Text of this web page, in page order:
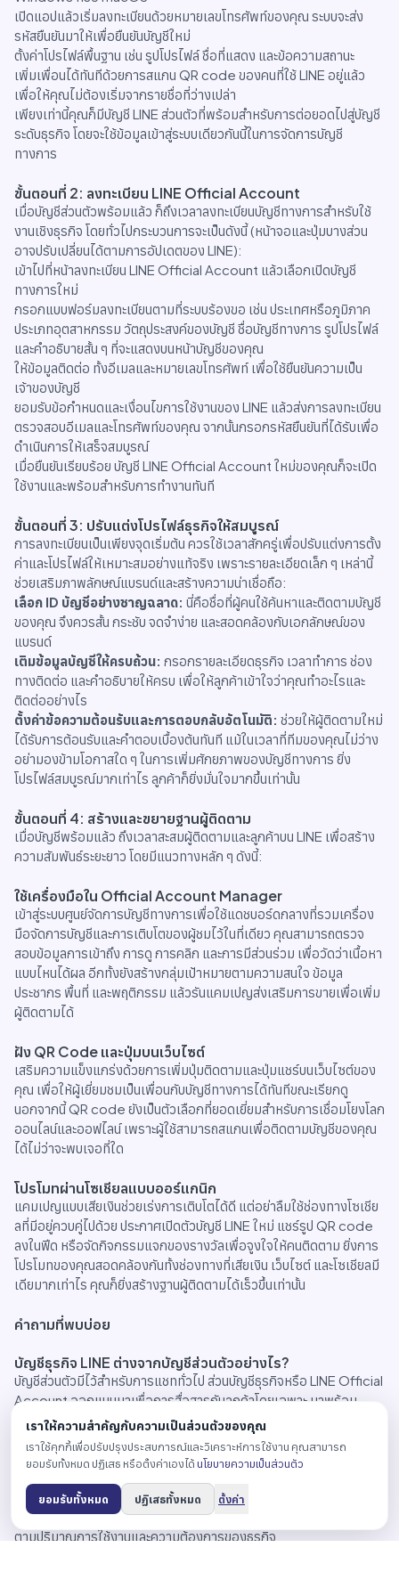
เปิดแอปแล้วเริ่มลงทะเบียนด้วยหมายเลขโทรศัพท์ของคุณ ระบบจะส่ง
รหัสยืนยันมาให้เพื่อยืนยันบัญชีใหม่
ตั้งค่าโปรไฟล์พื้นฐาน เช่น รูปโปรไฟล์ ชื่อที่แสดง และข้อความสถานะ
เพิ่มเพื่อนได้ทันทีด้วยการสแกน QR code ของคนที่ใช้ LINE อยู่แล้ว
เพื่อให้คุณไม่ต้องเริ่มจากรายชื่อที่ว่างเปล่า
เพียงเท่านี้คุณก็มีบัญชี LINE ส่วนตัวที่พร้อมสำหรับการต่อยอดไปสู่บัญชี
ระดับธุรกิจ โดยจะใช้ข้อมูลเข้าสู่ระบบเดียวกันนี้ในการจัดการบัญชี
ทางการ
ขั้นตอนที่ 2: ลงทะเบียน LINE Official Account
เมื่อบัญชีส่วนตัวพร้อมแล้ว ก็ถึงเวลาลงทะเบียนบัญชีทางการสำหรับใช้
งานเชิงธุรกิจ โดยทั่วไปกระบวนการจะเป็นดังนี้ (หน้าจอและปุ่มบางส่วน
อาจปรับเปลี่ยนได้ตามการอัปเดตของ LINE):
เข้าไปที่หน้าลงทะเบียน LINE Official Account แล้วเลือกเปิดบัญชี
ทางการใหม่
กรอกแบบฟอร์มลงทะเบียนตามที่ระบบร้องขอ เช่น ประเทศหรือภูมิภาค
ประเภทอุตสาหกรรม วัตถุประสงค์ของบัญชี ชื่อบัญชีทางการ รูปโปรไฟล์
และคำอธิบายสั้น ๆ ที่จะแสดงบนหน้าบัญชีของคุณ
ให้ข้อมูลติดต่อ ทั้งอีเมลและหมายเลขโทรศัพท์ เพื่อใช้ยืนยันความเป็น
เจ้าของบัญชี
ยอมรับข้อกำหนดและเงื่อนไขการใช้งานของ LINE แล้วส่งการลงทะเบียน
ตรวจสอบอีเมลและโทรศัพท์ของคุณ จากนั้นกรอกรหัสยืนยันที่ได้รับเพื่อ
ดำเนินการให้เสร็จสมบูรณ์
เมื่อยืนยันเรียบร้อย บัญชี LINE Official Account ใหม่ของคุณก็จะเปิด
ใช้งานและพร้อมสำหรับการทำงานทันที
ขั้นตอนที่ 3: ปรับแต่งโปรไฟล์ธุรกิจให้สมบูรณ์
การลงทะเบียนเป็นเพียงจุดเริ่มต้น ควรใช้เวลาสักครู่เพื่อปรับแต่งการตั้ง
ค่าและโปรไฟล์ให้เหมาะสมอย่างแท้จริง เพราะรายละเอียดเล็ก ๆ เหล่านี้
ช่วยเสริมภาพลักษณ์แบรนด์และสร้างความน่าเชื่อถือ:
เลือก ID บัญชีอย่างชาญฉลาด: นี่คือชื่อที่ผู้คนใช้ค้นหาและติดตามบัญชี
ของคุณ จึงควรสั้น กระชับ จดจำง่าย และสอดคล้องกับเอกลักษณ์ของ
แบรนด์
เติมข้อมูลบัญชีให้ครบถ้วน: กรอกรายละเอียดธุรกิจ เวลาทำการ ช่อง
ทางติดต่อ และคำอธิบายให้ครบ เพื่อให้ลูกค้าเข้าใจว่าคุณทำอะไรและ
ติดต่ออย่างไร
ตั้งค่าข้อความต้อนรับและการตอบกลับอัตโนมัติ: ช่วยให้ผู้ติดตามใหม่
ได้รับการต้อนรับและคำตอบเบื้องต้นทันที แม้ในเวลาที่ทีมของคุณไม่ว่าง
อย่ามองข้ามโอกาสใด ๆ ในการเพิ่มศักยภาพของบัญชีทางการ ยิ่ง
โปรไฟล์สมบูรณ์มากเท่าไร ลูกค้าก็ยิ่งมั่นใจมากขึ้นเท่านั้น
ขั้นตอนที่ 4: สร้างและขยายฐานผู้ติดตาม
เมื่อบัญชีพร้อมแล้ว ถึงเวลาสะสมผู้ติดตามและลูกค้าบน LINE เพื่อสร้าง
ความสัมพันธ์ระยะยาว โดยมีแนวทางหลัก ๆ ดังนี้:
ใช้เครื่องมือใน Official Account Manager
เข้าสู่ระบบศูนย์จัดการบัญชีทางการเพื่อใช้แดชบอร์ดกลางที่รวมเครื่อง
มือจัดการบัญชีและการเติบโตของผู้ชมไว้ในที่เดียว คุณสามารถตรวจ
สอบข้อมูลการเข้าถึง การดู การคลิก และการมีส่วนร่วม เพื่อวัดว่าเนื้อหา
แบบไหนได้ผล อีกทั้งยังสร้างกลุ่มเป้าหมายตามความสนใจ ข้อมูล
ประชากร พื้นที่ และพฤติกรรม แล้วรันแคมเปญส่งเสริมการขายเพื่อเพิ่ม
ผู้ติดตามได้
ฝัง QR Code และปุ่มบนเว็บไซต์
เสริมความแข็งแกร่งด้วยการเพิ่มปุ่มติดตามและปุ่มแชร์บนเว็บไซต์ของ
คุณ เพื่อให้ผู้เยี่ยมชมเป็นเพื่อนกับบัญชีทางการได้ทันทีขณะเรียกดู
นอกจากนี้ QR code ยังเป็นตัวเลือกที่ยอดเยี่ยมสำหรับการเชื่อมโยงโลก
ออนไลน์และออฟไลน์ เพราะผู้ใช้สามารถสแกนเพื่อติดตามบัญชีของคุณ
ได้ไม่ว่าจะพบเจอที่ใด
โปรโมทผ่านโซเชียลแบบออร์แกนิก
แคมเปญแบบเสียเงินช่วยเร่งการเติบโตได้ดี แต่อย่าลืมใช้ช่องทางโซเชีย
ลที่มีอยู่ควบคู่ไปด้วย ประกาศเปิดตัวบัญชี LINE ใหม่ แชร์รูป QR code
ลงในฟีด หรือจัดกิจกรรมแจกของรางวัลเพื่อจูงใจให้คนติดตาม ยิ่งการ
โปรโมทของคุณสอดคล้องกันทั้งช่องทางที่เสียเงิน เว็บไซต์ และโซเชียลมี
เดียมากเท่าไร คุณก็ยิ่งสร้างฐานผู้ติดตามได้เร็วขึ้นเท่านั้น
คำถามที่พบบ่อย
บัญชีธุรกิจ LINE ต่างจากบัญชีส่วนตัวอย่างไร?
บัญชีส่วนตัวมีไว้สำหรับการแชททั่วไป ส่วนบัญชีธุรกิจหรือ LINE Official
Account ออกแบบมาเพื่อการสื่อสารกับลูกค้าโดยเฉพาะ มาพร้อม
เครื่องมือส่งข้อความ ระบบตอบกลับอัตโนมัติ การสร้างกลุ่มเป้าหมาย
และการวิเคราะห์ข้อมูล ซึ่งบัญชีส่วนตัวไม่มี
เปิดบัญชีธุรกิจ LINE มีค่าใช้จ่ายหรือไม่?
คุณสามารถเริ่มต้นเปิดบัญชีทางการได้โดยไม่มีค่าใช้จ่ายในการสมัคร
ส่วนแพ็กเกจการส่งข้อความและฟีเจอร์เพิ่มเติมนั้นมีให้เลือกหลายระดับ
ตามปริมาณการใช้งานและความต้องการของธุรกิจ
เราให้ความสำคัญกับความเป็นส่วนตัวของคุณ
เราใช้คุกกี้เพื่อปรับปรุงประสบการณ์และวิเคราะห์การใช้งาน คุณสามารถ
ยอมรับทั้งหมด ปฏิเสธ หรือตั้งค่าเองได้นโยบายความเป็นส่วนตัว
ยอมรับทั้งหมด ปฏิเสธทั้งหมด ตั้งค่า